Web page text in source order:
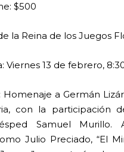
$500
la Reina de los Juegos
Viernes 13 de febrero,
Homenaje a Germán
con la participación
Samuel Murillo.
Julio Preciado, “El